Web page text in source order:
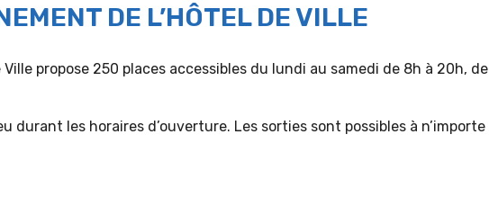
DE L’HÔTEL DE VILLE
propose 250 places accessibles du lundi au samedi de 8h à 20h, de
durant les horaires d’ouverture. Les sorties sont possibles à n’importe